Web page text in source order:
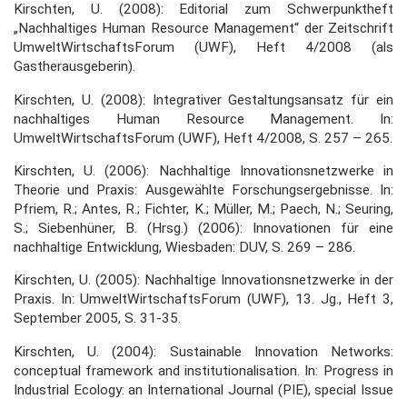
Kirschten, U. (2008): Editorial zum Schwerpunktheft
„Nachhaltiges Human Resource Mana­gement“ der Zeitschrift
UmweltWirtschaftsForum (UWF), Heft 4/2008 (als
Gastherausgebe­rin).
Kirschten, U. (2008): Integrativer Gestaltungsansatz für ein
nachhaltiges Human Resource Management. In:
UmweltWirtschaftsForum (UWF), Heft 4/2008, S. 257 – 265.
Kirschten, U. (2006): Nachhaltige Innovationsnetzwerke in
Theorie und Praxis: Ausgewählte Forschungsergebnisse. In:
Pfriem, R.; Antes, R.; Fichter, K.; Müller, M.; Paech, N.; Seuring,
S.; Siebenhüner, B. (Hrsg.) (2006): Innovationen für eine
nachhaltige Ent­wicklung, Wiesbaden: DUV, S. 269 – 286.
Kirschten, U. (2005): Nachhaltige Innovationsnetzwerke in der
Praxis. In: Umwelt­Wirt­schaftsForum (UWF), 13. Jg., Heft 3,
September 2005, S. 31-35.
Kirschten, U. (2004): Sustainable Innovation Networks:
conceptual framework and institu­tionalisation. In: Progress in
Industrial Ecology: an International Journal (PIE), special Issue